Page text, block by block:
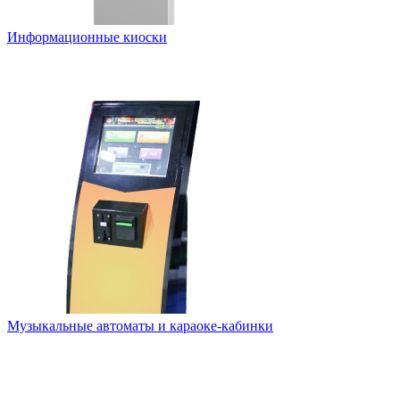
Информационные киоски
Музыкальные автоматы и караоке-кабинки